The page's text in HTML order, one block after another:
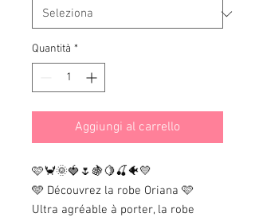
Quantità *
Aggiungi al carrello
🩷🦀🌞🍓🌷🍇🍋🍒🐠💛
🩵 Découvrez la robe Oriana 🩷
Ultra agréable à porter, la robe